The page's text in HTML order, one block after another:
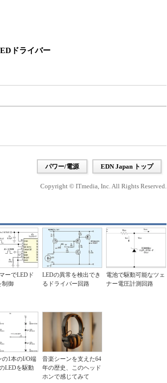
ドライバー
パワー/電源 EDN Japan トップ
Copyright © ITmedia, Inc. All Rights Reserved.
ーでLEDド
制御
LEDの異常を検出でき
るドライバー回路
電池で駆動可能なツェ
ナー電圧計測回路
の1本のI/O端
LEDを駆動
音楽シーンを支えた64
年の歴史、このヘッド
ホンで感じてみて